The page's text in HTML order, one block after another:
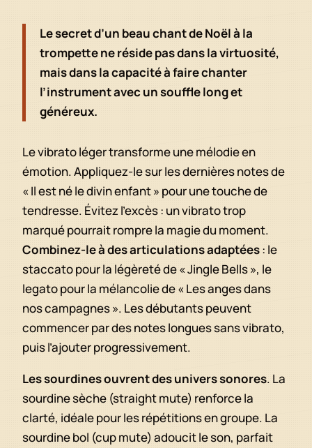
Le secret d’un beau chant de Noël à la
trompette ne réside pas dans la virtuosité,
mais dans la capacité à faire chanter
l’instrument avec un souffle long et
généreux.
Le vibrato léger transforme une mélodie en
émotion. Appliquez-le sur les dernières notes de
« Il est né le divin enfant » pour une touche de
tendresse. Évitez l’excès : un vibrato trop
marqué pourrait rompre la magie du moment.
Combinez-le à des articulations adaptées: le
staccato pour la légèreté de « Jingle Bells », le
legato pour la mélancolie de « Les anges dans
nos campagnes ». Les débutants peuvent
commencer par des notes longues sans vibrato,
puis l’ajouter progressivement.
Les sourdines ouvrent des univers sonores. La
sourdine sèche (straight mute) renforce la
clarté, idéale pour les répétitions en groupe. La
sourdine bol (cup mute) adoucit le son, parfait